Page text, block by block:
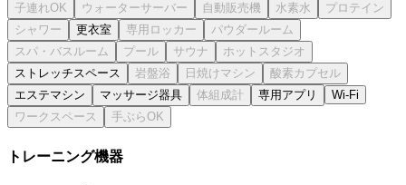
更衣室
ストレッチスペース
エステマシン
マッサージ器具 専用アプリ Wi-Fi
トレーニング機器